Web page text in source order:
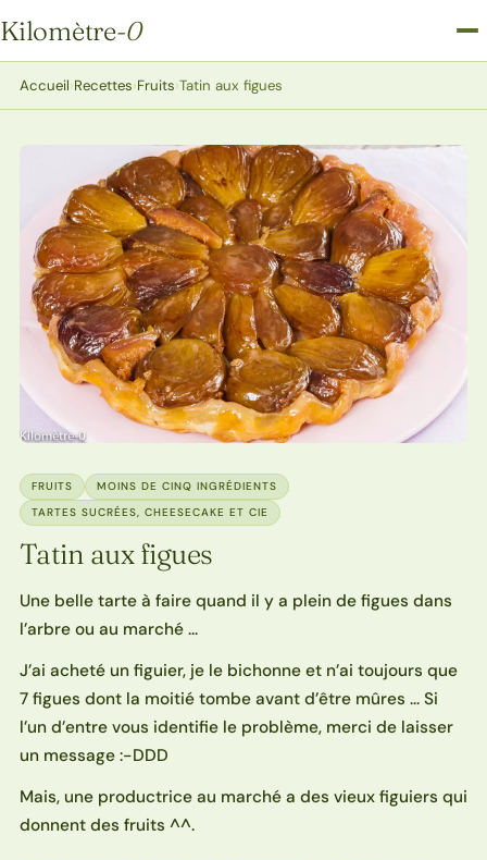
Kilomètre-0
Kilomètre-0
Accueil›Recettes›Fruits›Tatin aux figues
FRUITS
MOINS DE CINQ INGRÉDIENTS
TARTES SUCRÉES, CHEESECAKE ET CIE
Tatin aux figues
Une belle tarte à faire quand il y a plein de figues dans
l’arbre ou au marché …
J’ai acheté un figuier, je le bichonne et n’ai toujours que
7 figues dont la moitié tombe avant d’être mûres … Si
l’un d’entre vous identifie le problème, merci de laisser
un message :-DDD
Mais, une productrice au marché a des vieux figuiers qui
donnent des fruits ^^.